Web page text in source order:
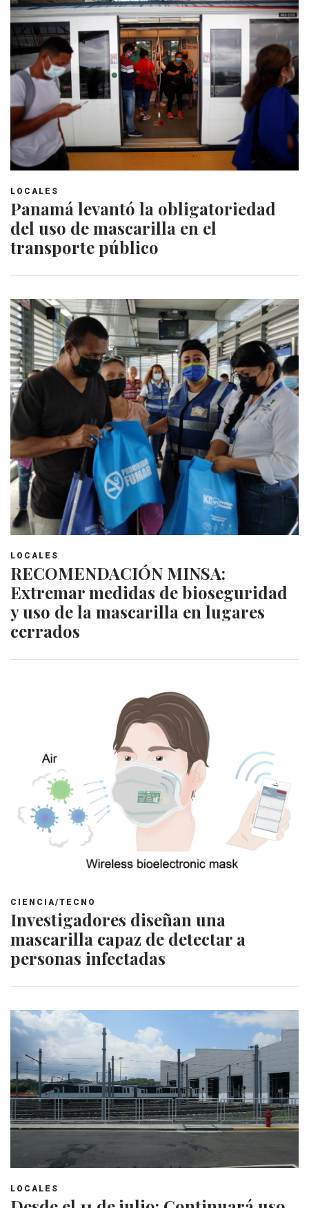
LOCALES
Panamá levantó la obligatoriedad
del uso de mascarilla en el
transporte público
LOCALES
RECOMENDACIÓN MINSA:
Extremar medidas de bioseguridad
y uso de la mascarilla en lugares
cerrados
CIENCIA/TECNO
Investigadores diseñan una
mascarilla capaz de detectar a
personas infectadas
LOCALES